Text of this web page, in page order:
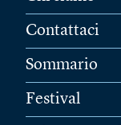
Contattaci
Sommario
Festival